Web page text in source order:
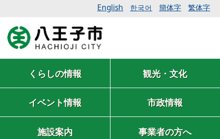
English 한국어 簡体字 繁体字
くらしの情報 観光・文化
イベント情報 市政情報
施設案内 事業者の方へ